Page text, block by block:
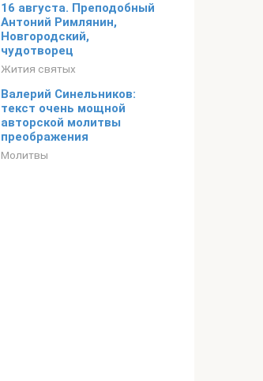
16 августа. Преподобный
Антоний Римлянин,
Новгородский,
чудотворец
Жития святых
Валерий Синельников:
текст очень мощной
авторской молитвы
преображения
Молитвы